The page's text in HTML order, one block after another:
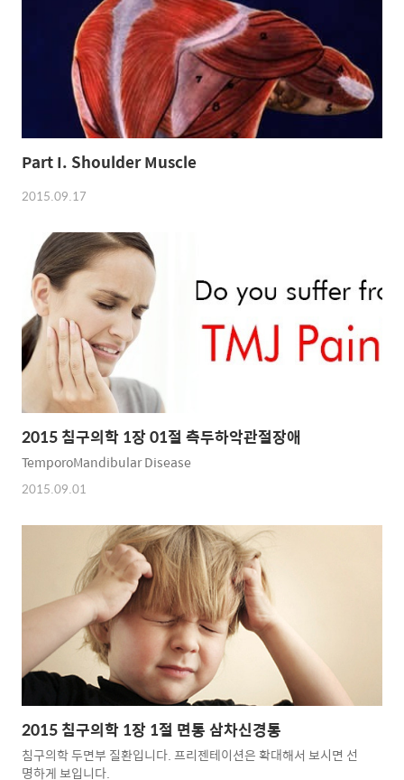
Part I. Shoulder Muscle
2015.09.17
2015 침구의학 1장 01절 측두하악관절장애
TemporoMandibular Disease
2015.09.01
2015 침구의학 1장 1절 면통 삼차신경통
침구의학 두면부 질환입니다. 프리젠테이션은 확대해서 보시면 선
명하게 보입니다.